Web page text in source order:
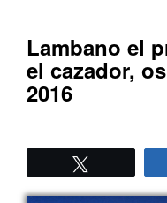
Lambano el
el cazador,
2016